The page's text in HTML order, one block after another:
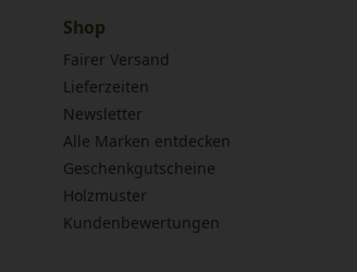
Shop
Fairer Versand
Lieferzeiten
Newsletter
Alle Marken entdecken
Geschenkgutscheine
Holzmuster
Kundenbewertungen